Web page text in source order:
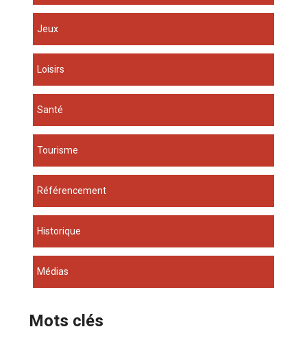
Jeux
Loisirs
Santé
Tourisme
Référencement
Historique
Médias
Mots clés